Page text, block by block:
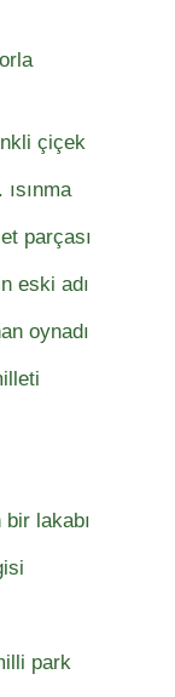
çiçek
parçası
eski adı
oynadı
lakabı
park